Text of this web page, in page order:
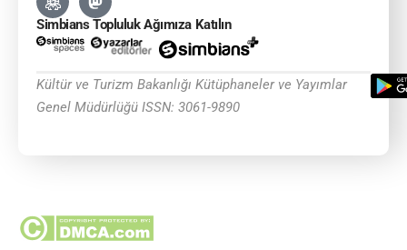
Simbians Topluluk Ağımıza Katılın
Kültür ve Turizm Bakanlığı Kütüphaneler ve Yayımlar
Genel Müdürlüğü ISSN: 3061-9890